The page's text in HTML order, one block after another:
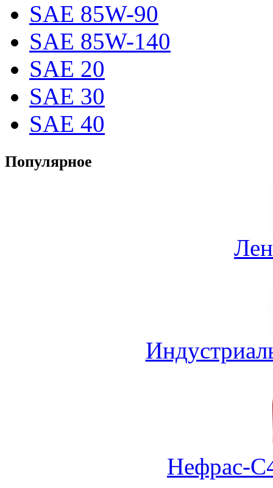
SAE 85W-90
SAE 85W-140
SAE 20
SAE 30
SAE 40
Популярное
Нефрас-